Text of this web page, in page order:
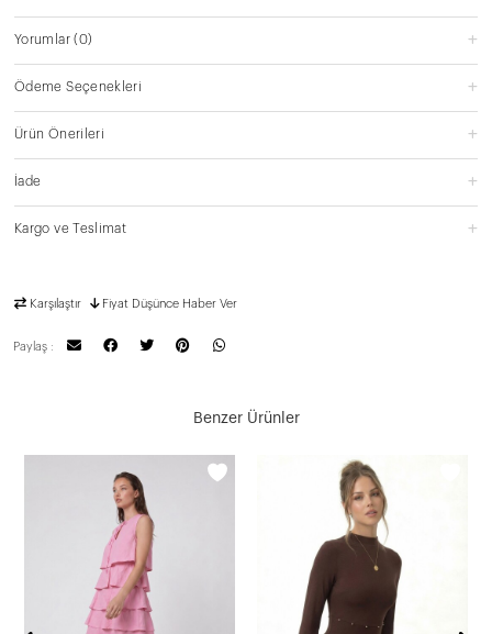
Yorumlar(0)
Ödeme Seçenekleri
Ürün Önerileri
İade
Kargo ve Teslimat
Karşılaştır Fiyat Düşünce Haber Ver
Paylaş :
Benzer Ürünler